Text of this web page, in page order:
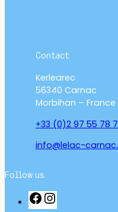
Contact
Kerlearec
56340 Carnac
Morbihan – France
+33 (0)2 97 55 78
info@lelac-
Follow us
F
a
n